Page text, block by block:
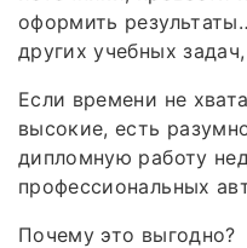
оформить
других учебных
Если времени не
высокие, есть
дипломную работу
профессиональных
Почему это выгодно?